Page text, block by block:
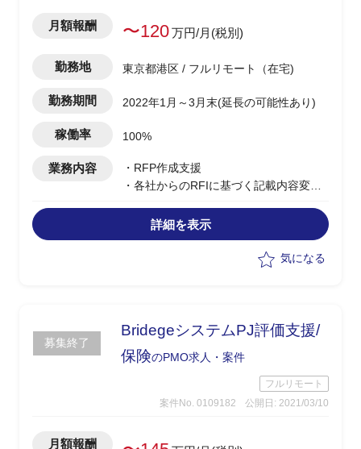
月額報酬 〜120万円/月(税別)
勤務地 東京都港区 / フルリモート（在宅)
勤務期間 2022年1月～3月末(延長の可能性あり)
稼働率 100%
業務内容
・RFP作成支援
・各社からのRFIに基づく記載内容変更
・クライアント作成RFP案の内容確認
詳細を表示
気になる
募集終了
BridegeシステムPJ評価支援/
保険のPMO求人・案件
フルリモート
案件No. 0109182
公開日: 2021/03/10
月額報酬